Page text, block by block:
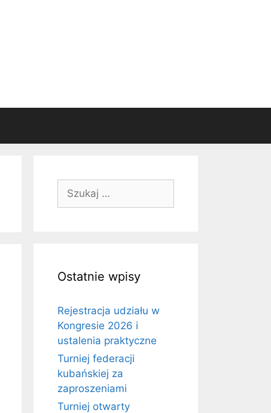
Ostatnie wpisy
Rejestracja udziału w
Kongresie 2026 i
ustalenia praktyczne
Turniej federacji
kubańskiej za
zaproszeniami
Turniej otwarty